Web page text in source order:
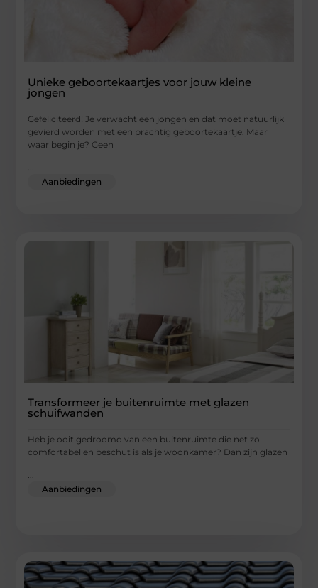
Unieke geboortekaartjes voor jouw kleine
jongen
Gefeliciteerd! Je verwacht een jongen en dat moet natuurlijk
gevierd worden met een prachtig geboortekaartje. Maar
waar begin je? Geen
Aanbiedingen
Transformeer je buitenruimte met glazen
schuifwanden
Heb je ooit gedroomd van een buitenruimte die net zo
comfortabel en beschut is als je woonkamer? Dan zijn glazen
...
Aanbiedingen